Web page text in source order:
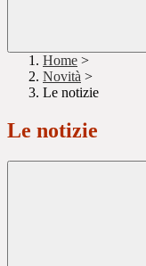
Home >
Novità >
Le notizie
Le notizie